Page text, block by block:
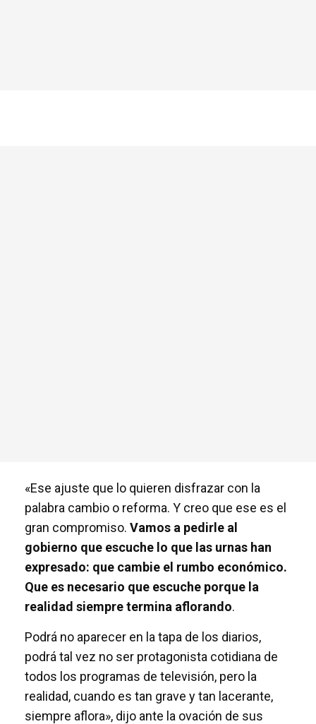
«Ese ajuste que lo quieren disfrazar con la
palabra cambio o reforma. Y creo que ese es el
gran compromiso. Vamos a pedirle al
gobierno que escuche lo que las urnas han
expresado: que cambie el rumbo económico.
Que es necesario que escuche porque la
realidad siempre termina aflorando.
Podrá no aparecer en la tapa de los diarios,
podrá tal vez no ser protagonista cotidiana de
todos los programas de televisión, pero la
realidad, cuando es tan grave y tan lacerante,
siempre aflora», dijo ante la ovación de sus